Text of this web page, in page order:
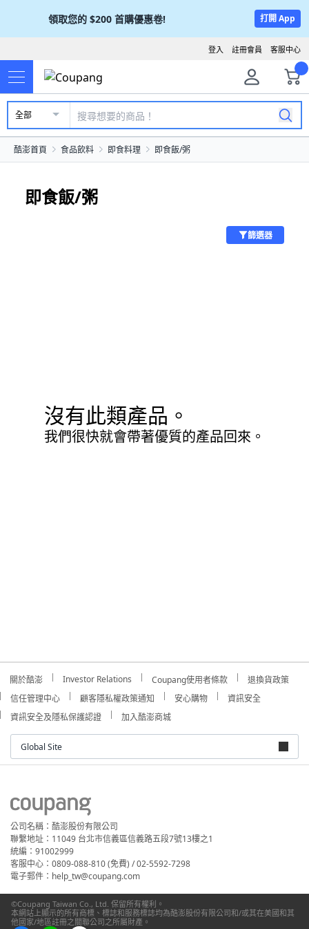
領取您的 $200 首購優惠卷! 打開 App
客服中心
註冊會員
登入
全部
酷澎首頁 食品飲料 即食料理 即食飯/粥
即食飯/粥
篩選器
沒有此類產品。
我們很快就會帶著優質的產品回來。
關於酷澎 Investor Relations Coupang使用者條款
退換貨政策
信任管理中心
顧客隱私權政策通知 安心購物
資訊安全
資訊安全及隱私保護認證
加入酷澎商城
Global Site
公司名稱：酷澎股份有限公司
聯繫地址：11049 台北市信義區信義路五段7號13樓之1
統編：91002999
客服中心：0809-088-810 (免費) / 02-5592-7298
電子郵件：help_tw@coupang.com
©Coupang Taiwan Co., Ltd. 保留所有權利。
本網站上顯示的所有商標、標誌和服務標誌均為酷澎股份有限公司和/或其在美國和其
他國家/地區註冊之關聯公司之所屬財產。